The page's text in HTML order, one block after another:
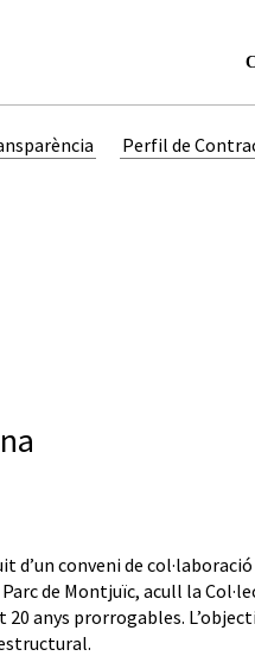
Perfil de
d’un conveni de
de Montjuïc, acull la
anys prorrogables.